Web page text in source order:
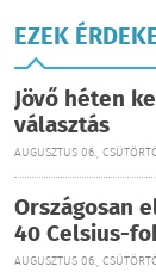
EZEK
Jövő héten
választás
AUGUSZTUS 06.,
Országosan
40 Celsius-
AUGUSZTUS 06.,